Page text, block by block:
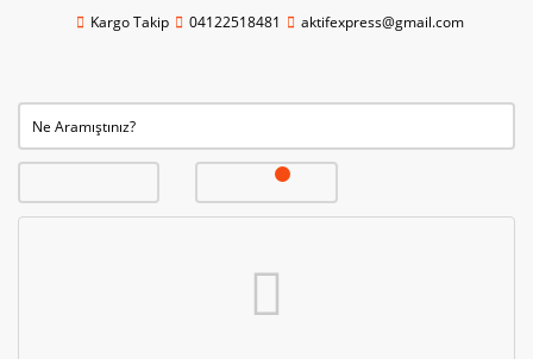
Kargo Takip 04122518481 aktifexpress@gmail.com